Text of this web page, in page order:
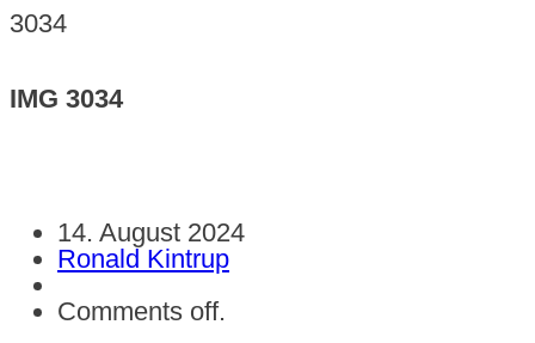
3034
IMG 3034
14. August 2024
Ronald Kintrup
Comments off.